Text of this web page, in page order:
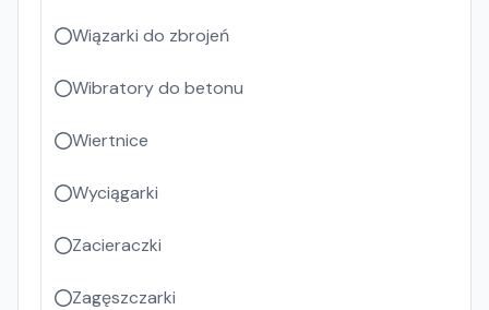
Wiązarki do zbrojeń
Wibratory do betonu
Wiertnice
Wyciągarki
Zacieraczki
Zagęszczarki